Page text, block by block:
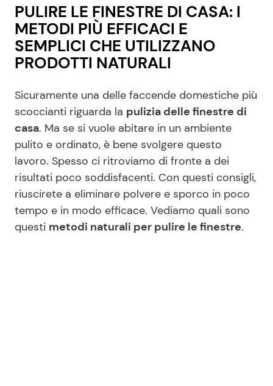
Pubblicità
Privacy Policy
PULIRE LE FINESTRE DI CASA: I
METODI PIÙ EFFICACI E
SEMPLICI CHE UTILIZZANO
PRODOTTI NATURALI
Sicuramente una delle faccende domestiche più
scoccianti riguarda la pulizia delle finestre di
casa. Ma se si vuole abitare in un ambiente
pulito e ordinato, è bene svolgere questo
lavoro. Spesso ci ritroviamo di fronte a dei
risultati poco soddisfacenti. Con questi consigli,
riuscirete a eliminare polvere e sporco in poco
tempo e in modo efficace. Vediamo quali sono
questi metodi naturali per pulire le finestre.